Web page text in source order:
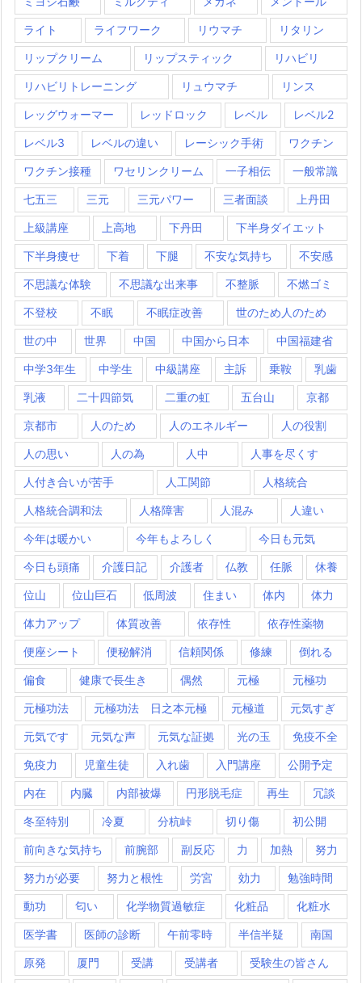
ライト ライフワーク リウマチ リタリン
リップクリーム リップスティック リハビリ
リハビリトレーニング リュウマチ リンス
レッグウォーマー レッドロック レベル レベル2
レベル3 レベルの違い レーシック手術 ワクチン
ワクチン接種 ワセリンクリーム 一子相伝 一般常識
七五三 三元 三元パワー 三者面談 上丹田
上級講座 上高地 下丹田 下半身ダイエット
下半身痩せ 下着 下腿 不安な気持ち 不安感
不思議な体験 不思議な出来事 不整脈 不燃ゴミ
不登校 不眠 不眠症改善 世のため人のため
世の中 世界 中国 中国から日本 中国福建省
中学3年生 中学生 中級講座 主訴 乗鞍 乳歯
乳液 二十四節気 二重の虹 五台山 京都
京都市 人のため 人のエネルギー 人の役割
人の思い 人の為 人中 人事を尽くす
人付き合いが苦手 人工関節 人格統合
人格統合調和法 人格障害 人混み 人違い
今年は暖かい 今年もよろしく 今日も元気
今日も頭痛 介護日記 介護者 仏教 任脈 休養
位山 位山巨石 低周波 住まい 体内 体力
体力アップ 体質改善 依存性 依存性薬物
便座シート 便秘解消 信頼関係 修練 倒れる
偏食 健康で長生き 偶然 元極 元極功
元極功法 元極功法 日之本元極 元極道 元気すぎ
元気です 元気な声 元気な証拠 光の玉 免疫不全
免疫力 児童生徒 入れ歯 入門講座 公開予定
内在 内臓 内部被爆 円形脱毛症 再生 冗談
冬至特別 冷夏 分杭峠 切り傷 初公開
前向きな気持ち 前腕部 副反応 力 加熱 努力
努力が必要 努力と根性 労宮 効力 勉強時間
動功 匂い 化学物質過敏症 化粧品 化粧水
医学書 医師の診断 午前零時 半信半疑 南国
原発 厦門 受講 受講者 受験生の皆さん